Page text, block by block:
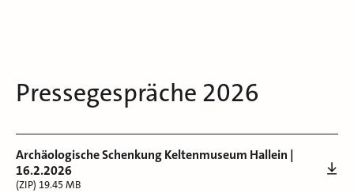
Pressegespräche 2026
Archäologische Schenkung Keltenmuseum Hallein |
16.2.2026
(ZIP) 19.45 MB